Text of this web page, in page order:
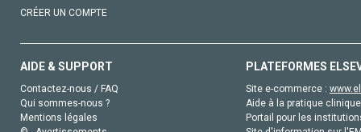
CRÉER UN COMPTE
AIDE & SUPPORT
Contactez-nous / FAQ
Qui sommes-nous ?
Mentions légales
PLATEFORMES
Site e-commerce :
Aide à la pratique
Portail pour les